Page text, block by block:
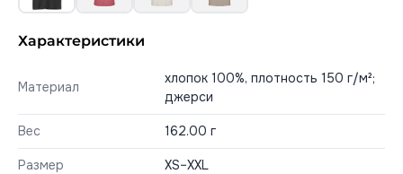
Характеристики
Материал
хлопок 100%, плотность 150 г/м²;
джерси
Вес 162.00 г
Размер XS–XXL